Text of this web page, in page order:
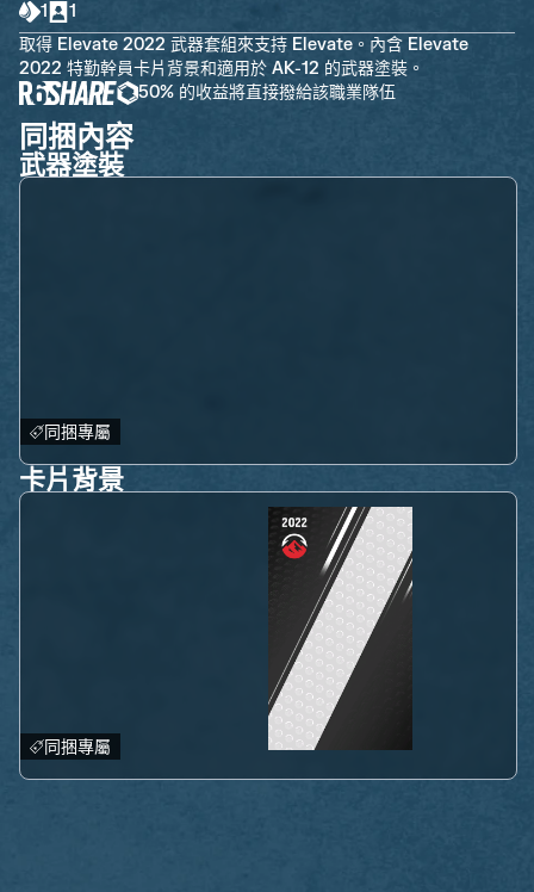
1
1
取得 Elevate 2022 武器套組來支持 Elevate。內含 Elevate
2022 特勤幹員卡片背景和適用於 AK-12 的武器塗裝。
50% 的收益將直接撥給該職業隊伍
同捆內容
武器塗裝
同捆專屬
卡片背景
同捆專屬